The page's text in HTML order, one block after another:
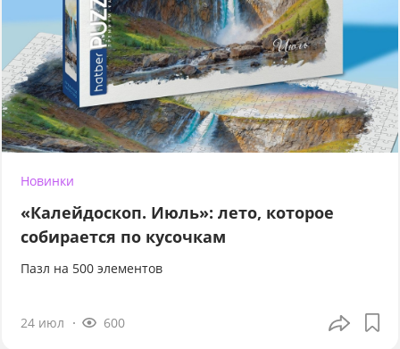
Новинки
«Калейдоскоп. Июль»: лето, которое
собирается по кусочкам
Пазл на 500 элементов
24 июл 600